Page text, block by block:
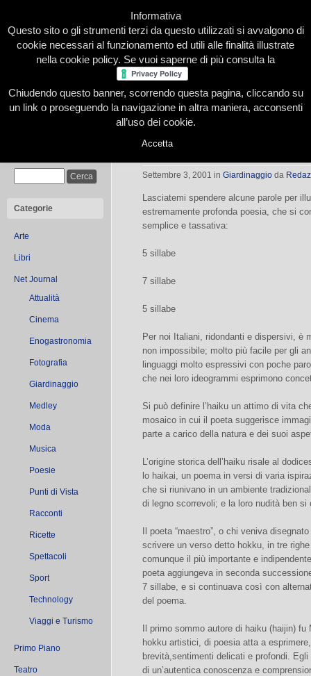
Home Presentazione Redazione Le nostre firme
Categorie
Arte
Libri
Net Journal
Attualità
Cinema
Enogastronomia
Fotografia
Giardinaggio
Medley
Moda
Musica
Poesie
Punti di Vista
Racconti
Ricette
Spettacoli
Sport
Technology
Viaggi e Turismo
Primo Piano
Teatro
La poesia Haiku
Settembre 3, 2001 in Giardinaggio da
Lasciatemi spendere alcune parole per
estremamente profonda poesia, che si
semplice e tassativa:
5 sillabe
7 sillabe
5 sillabe
Per noi Italiani, ridondanti e dispersivi, è
non impossibile; molto più facile per gli
linguaggi molto espressivi con poche
che nei loro ideogrammi esprimono
Si può definire l’haiku un attimo di vita
mosaico in cui il poeta suggerisce
parte a carico della natura e dei suoi
L’origine storica dell’haiku risale al
lo haikai, un poema in versi di varia
che si riunivano in un ambiente
di legno scorrevoli; e la loro nudità ben
Il poeta “maestro”, o chi veniva
scrivere un verso detto hokku, in tre
comunque il più importante e
poeta aggiungeva in seconda
7 sillabe, e si continuava così con
del poema.
Il primo sommo autore di haiku (haijin)
hokku artistici, di poesia atta a
brevità,sentimenti delicati e profondi.
di un’autentica conoscenza e
Informativa
Questo sito o gli strumenti terzi da questo utilizzati si avvalgono di
cookie necessari al funzionamento ed utili alle finalità illustrate
nella cookie policy. Se vuoi saperne di più consulta la
Chiudendo questo banner, scorrendo questa pagina, cliccando su
un link o proseguendo la navigazione in altra maniera, acconsenti
all’uso dei cookie.
Accetta